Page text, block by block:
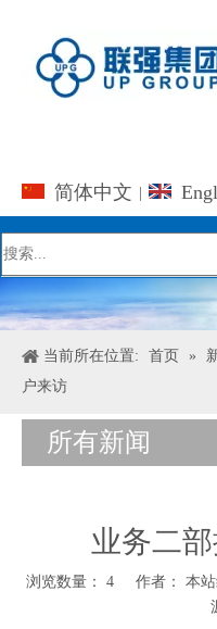
简体中文 |
当前所在位置: 首页 »
户来访
所有新闻
业务二
浏览数量： 4作者： 本站